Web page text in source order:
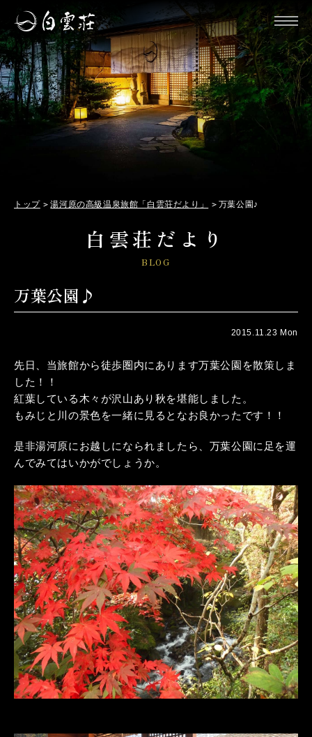
トップ 湯河原の高級温泉旅館「白雲荘だより」 万葉公園♪
白雲荘だより
BLOG
万葉公園♪
2015.11.23 Mon
先日、当旅館から徒歩圏内にあります万葉公園を散策しま
した！！
紅葉している木々が沢山あり秋を堪能しました。
もみじと川の景色を一緒に見るとなお良かったです！！
是非湯河原にお越しになられましたら、万葉公園に足を運
んでみてはいかがでしょうか。